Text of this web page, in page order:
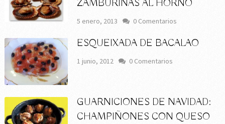
ZAMBURIÑAS AL HORNO
5 enero, 2013 0 Comentarios
ESQUEIXADA DE BACALAO
1 junio, 2012 0 Comentarios
GUARNICIONES DE NAVIDAD:
CHAMPIÑONES CON QUESO